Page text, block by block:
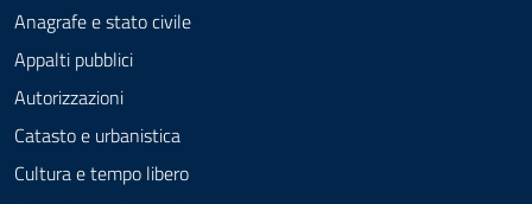
Anagrafe e stato civile
Appalti pubblici
Autorizzazioni
Catasto e urbanistica
Cultura e tempo libero